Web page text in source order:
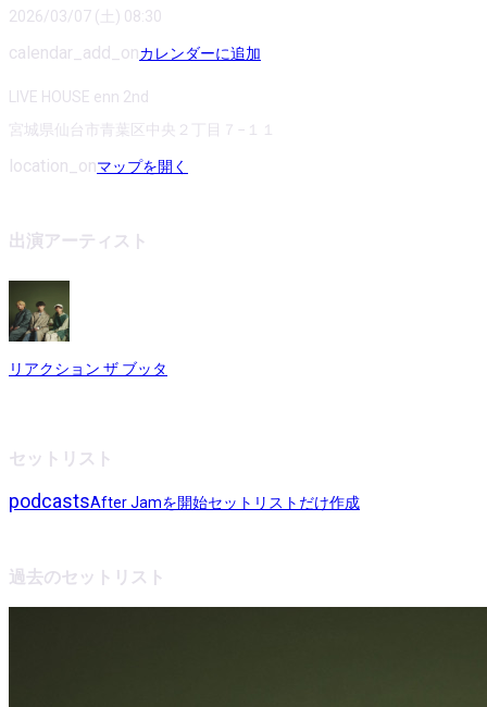
2026/03/07 (土) 08:30
calendar_add_onカレンダーに追加
LIVE HOUSE enn 2nd
宮城県仙台市青葉区中央２丁目７−１１
location_onマップを開く
出演アーティスト
リアクション ザ ブッタ
セットリスト
podcastsAfter Jamを開始セットリストだけ作成
過去のセットリスト